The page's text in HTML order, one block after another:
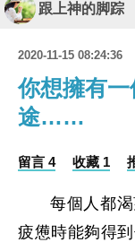
跟上神的脚踪
2020-11-15 08:24:36
你想擁有
途……
留言 4 收藏 1
每個人都
疲憊時能夠得